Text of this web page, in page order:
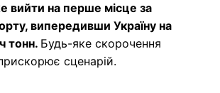
вийти на перше місце за
випередивши Україну на
тонн. Будь-яке скорочення
сценарій.